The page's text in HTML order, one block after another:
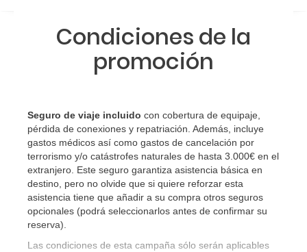
¿Cuáles son los impuestos de entrada y salida del
país si viajo a América?
al hotel o viceversa no ha aparecido?
¿Necesito visado para poder ir a ...?
¿Por qué me sale el precio de un niño igual que el
precio de un adulto?
¿Cuántas veces debo imprimir el bono de los
traslados?
Condiciones de la
promoción
Seguro de viaje incluido con cobertura de equipaje,
pérdida de conexiones y repatriación. Además, incluye
gastos médicos así como gastos de cancelación por
terrorismo y/o catástrofes naturales de hasta 3.000€ en el
extranjero. Este seguro garantiza asistencia básica en
destino, pero no olvide que si quiere reforzar esta
asistencia tiene que añadir a su compra otros seguros
opcionales (podrá seleccionarlos antes de confirmar su
reserva)
Las condiciones de esta campaña sólo serán aplicables